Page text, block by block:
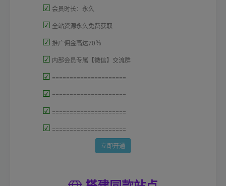
☑ 会员时长：永久
☑ 全站资源永久免费获取
☑ 推广佣金高达70％
☑ 内部会员专属【微信】交流群
☑ =====================
☑ =====================
☑ =====================
☑ =====================
立即开通